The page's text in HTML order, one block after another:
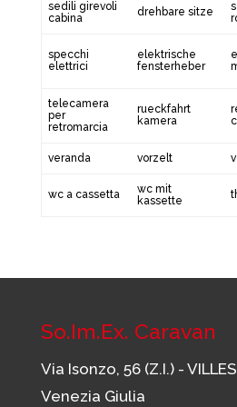
sedili girevoli
cabina
drehbare sitze
specchi
elettrici
elektrische
fensterheber
telecamera
per
retromarcia
rueckfahrt
kamera
veranda vorzelt
wc a cassetta
wc mit
kassette
So.Im.Ex. Caravan
Via Isonzo, 56 (Z.I.) -
Venezia Giulia